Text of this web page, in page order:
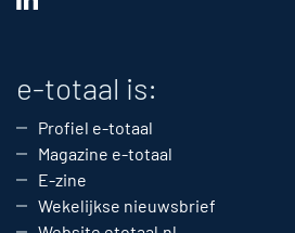
e-totaal is:
Profiel e-totaal
Magazine e-totaal
E-zine
Wekelijkse nieuwsbrief